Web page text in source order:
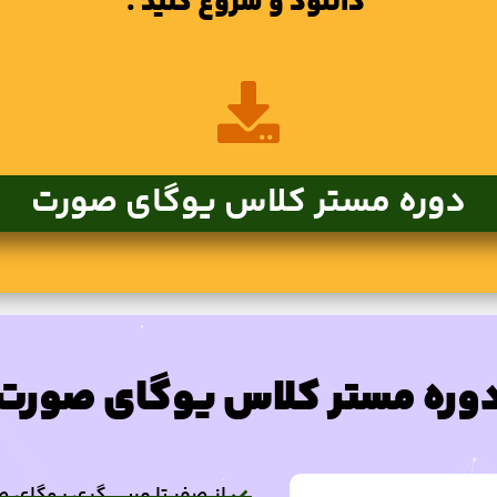
دوره مستر کلاس یوگای صورت
مستر کلاس یوگای